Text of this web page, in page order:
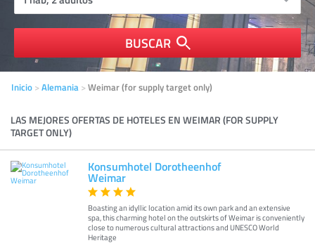
BUSCAR
Inicio Alemania Weimar (for supply target only)
LAS MEJORES OFERTAS DE HOTELES EN WEIMAR (FOR SUPPLY
TARGET ONLY)
Konsumhotel Dorotheenhof
Weimar
Boasting an idyllic location amid its own park and an extensive
spa, this charming hotel on the outskirts of Weimar is conveniently
close to numerous cultural attractions and UNESCO World
Heritage